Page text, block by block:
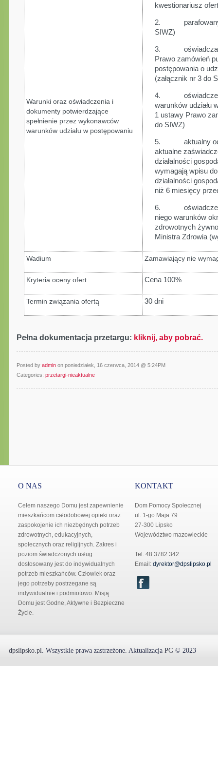
Warunki oraz oświadczenia i
dokumenty potwierdzające
spełnienie przez wykonawców
warunków udziału w postępowaniu
kwestionariusz
2. parafowany
SIWZ)
3. oświadczanie
Prawo zamówień
postępowania o
(załącznik nr 3 do
4. oświadczenie
warunków udziału
1 ustawy Prawo
do SIWZ)
5. aktualny
aktualne
działalności
wymagają wpisu
działalności
niż 6 miesięcy
6. oświadczenie
niego warunków
zdrowotnych
Ministra Zdrowia
Wadium Zamawiający nie
Kryteria oceny ofert Cena 100%
Termin związania ofertą 30 dni
Pełna dokumentacja przetargu: kliknij, aby pobrać.
Posted by admin on poniedziałek, 16 czerwca, 2014 @ 5:24PM
Categories: przetargi-nieaktualne
O NAS
Celem naszego Domu jest zapewnienie
mieszkańcom całodobowej opieki oraz
zaspokojenie ich niezbędnych potrzeb
zdrowotnych, edukacyjnych,
społecznych oraz religijnych. Zakres i
poziom świadczonych usług
dostosowany jest do indywidualnych
potrzeb mieszkańców. Człowiek oraz
jego potrzeby postrzegane są
indywidualnie i podmiotowo. Misją
Domu jest Godne, Aktywne i Bezpieczne
Życie.
KONTAKT
Dom Pomocy Społecznej
ul. 1-go Maja 79
27-300 Lipsko
Województwo mazowieckie
Tel: 48 3782 342
Email: dyrektor@dpslipsko.pl
dpslipsko.pl. Wszystkie prawa zastrzeżone. Aktualizacja PG © 2023